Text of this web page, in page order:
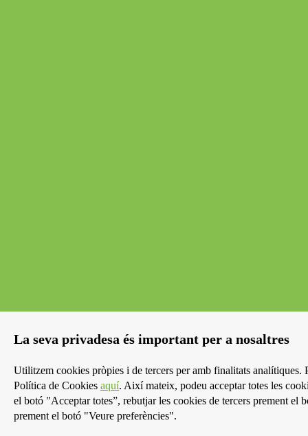
La seva privadesa és important per a nosaltres
Utilitzem cookies pròpies i de tercers per amb finalitats analítiques.
Política de Cookies aquí. Així mateix, podeu acceptar totes les
el botó "Acceptar totes”, rebutjar les cookies de tercers prement
prement el botó "Veure preferències".